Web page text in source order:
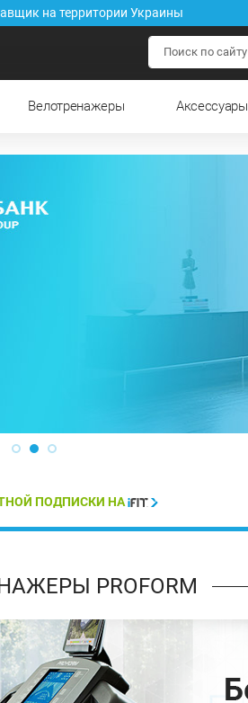
на территории Украины
Велотренажеры Аксессуары
ПОДПИСКИ НА
PROFORM